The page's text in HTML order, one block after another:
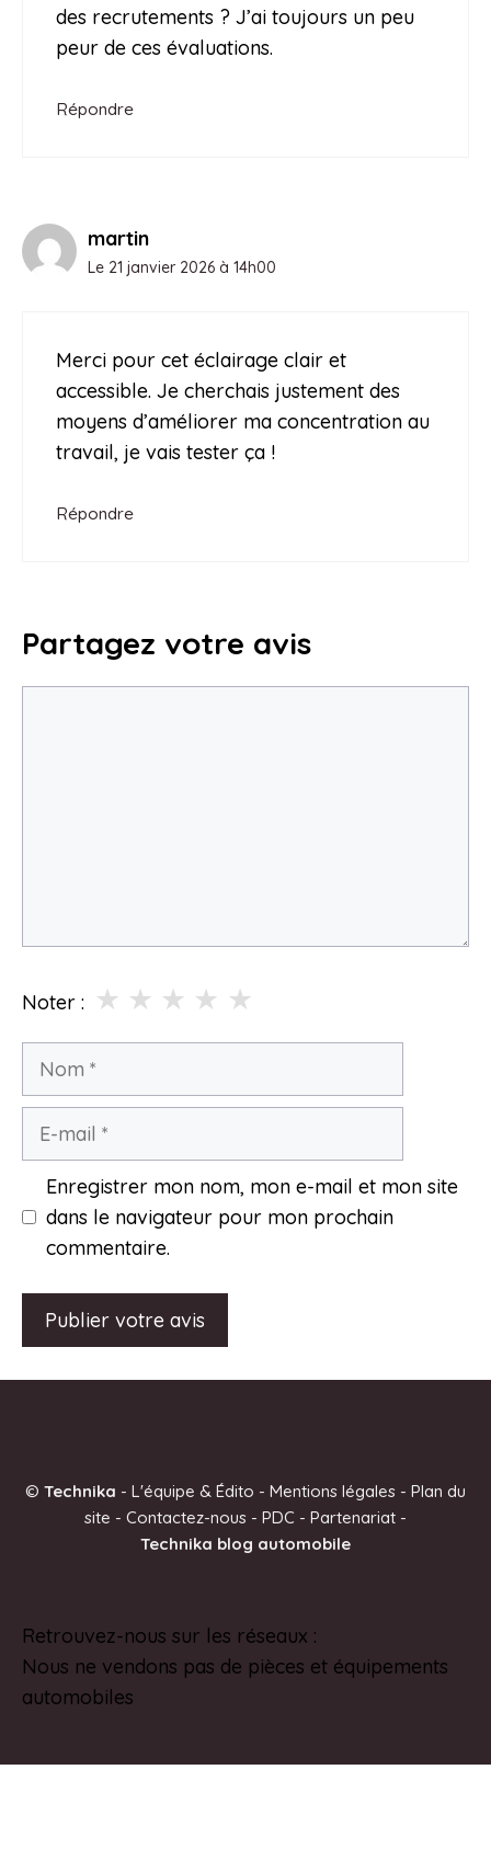
des recrutements ? J’ai toujours un peu
peur de ces évaluations.
Répondre
martin
Le 21 janvier 2026 à 14h00
Merci pour cet éclairage clair et
accessible. Je cherchais justement des
moyens d’améliorer ma concentration au
travail, je vais tester ça !
Répondre
Partagez votre avis
Noter : ★
★
★
★
★
Nom
Enregistrer mon nom, mon e-mail et mon site
dans le navigateur pour mon prochain
commentaire.
r
v
e
:
© Technika - L'équipe & Édito - Mentions légales - Plan du
site - Contactez-nous - PDC - Partenariat -
Technika blog automobile
Retrouvez-nous sur les réseaux :
Nous ne vendons pas de pièces et équipements
automobiles